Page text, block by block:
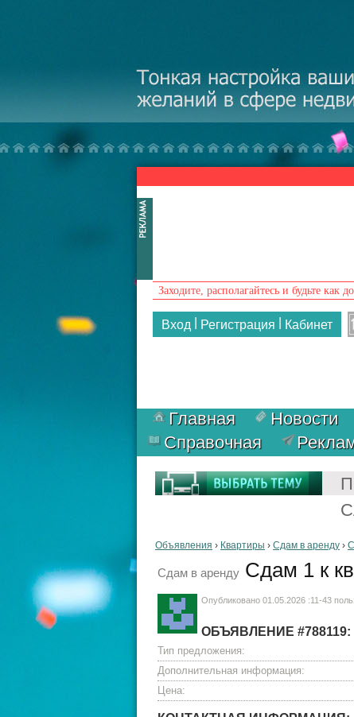
Заходите, располагайтесь и будьте как
Вход Регистрация Кабинет
Главная Новости
Справочная
Объявления › Квартиры › Сдам в аренду ›
Сдам в аренду Сдам 1 к
Опубликовано 01.05.2026 :11-43
ОБЪЯВЛЕНИЕ #788119:
Тип предложения:
Дополнительная информация:
Цена: